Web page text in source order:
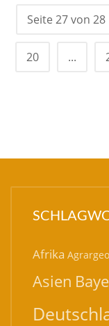
Seite 27 von 28
20 ...
Afrika
Asien